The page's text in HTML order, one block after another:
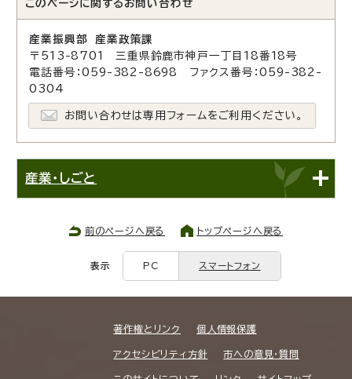
このページに関する お問い合わせ
産業振興部 産業政策課
〒513-8701 三重県鈴鹿市神戸一丁目18番18号
電話番号：059-382-8698 ファクス番号：059-382-
0304
お問い合わせは専用フォームをご利用ください。
産業・しごと
前のページへ戻る トップページへ戻る
表示 PC スマートフォン
著作権とリンク 個人情報保護
アクセシビリティ方針 市への意見・質問